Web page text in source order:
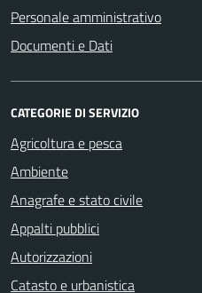
Personale amministrativo
Documenti e Dati
CATEGORIE DI SERVIZIO
Agricoltura e pesca
Ambiente
Anagrafe e stato civile
Appalti pubblici
Autorizzazioni
Catasto e urbanistica